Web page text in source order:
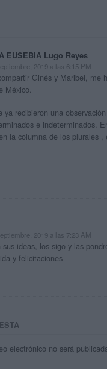
EUSEBIA Lugo Reyes
2019 a las 6:15 PM
Ginés y Maribel, me
México.
ya recibieron una
e indeterminados.
la columna de los plurales ,
2019 a las 7:23 AM
sus ideas, los sigo y las
y felicitaciones
electrónico no será